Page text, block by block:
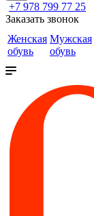
+7 978 799 77 25
Заказать звонок
Женская
обувь
Мужская
обувь